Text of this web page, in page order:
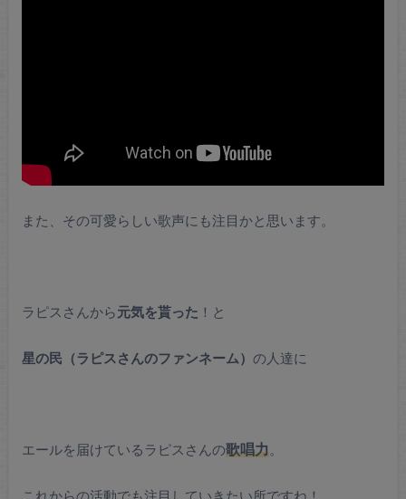
また、その可愛らしい歌声にも注目かと思います。
ラピスさんから元気を貰った ！と
星の民（ラピスさんのファンネーム） の人達に
エールを届けているラピスさんの歌唱力。
これからの活動でも注目していきたい所ですね！